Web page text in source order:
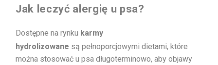
Jak leczyć alergię u psa?
Dostępne na rynku karmy
hydrolizowane są pełnoporcjowymi dietami, które
można stosować u psa długoterminowo, aby objawy